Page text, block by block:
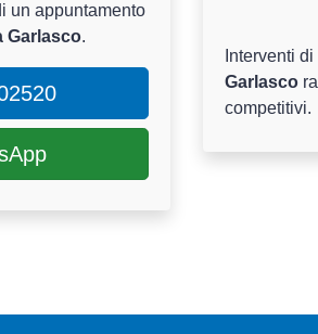
un appuntamento
Garlasco.
Interventi di
Garlasco
competitivi.